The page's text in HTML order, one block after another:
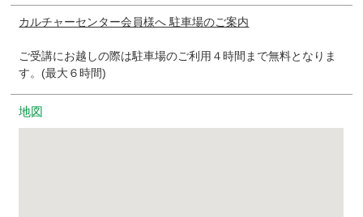
カルチャーセンター会員様へ 駐車場のご案内
ご受講にお越しの際は駐車場のご利用４時間まで無料となりま
す。(最大６時間)
地図